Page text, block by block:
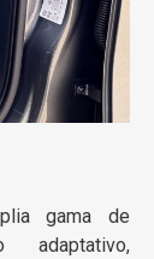
gama de
adaptativo,